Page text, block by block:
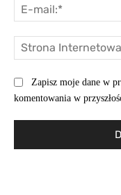
Zapisz moje dane w
komentowania w